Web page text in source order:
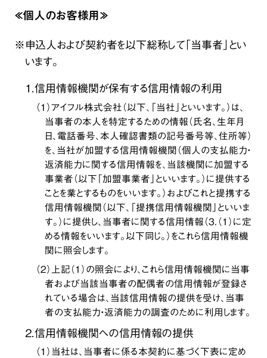
≪個人のお客様用≫
※申込人および契約者を以下総称して「当事者」とい
います。
１．信用情報機関が保有する信用情報の利用
（１）アイフル株式会社（以下、「当社」といいます。）は、
当事者の本人を特定するための情報（氏名、生年月
日、電話番号、本人確認書類の記号番号等、住所等）
を、当社が加盟する信用情報機関（個人の支払能力・
返済能力に関する信用情報を、当該機関に加盟する
事業者（以下「加盟事業者」といいます。）に提供する
ことを業とするものをいいます。）およびこれと提携する
信用情報機関（以下、「提携信用情報機関」といいま
す。）に提供し、当事者に関する信用情報（３．（１）に定
める情報をいいます。以下同じ。）をこれら信用情報機
関に照会します。
（２）上記（１）の照会により、これら信用情報機関に当事
者および当該当事者の配偶者の信用情報が登録さ
れている場合は、当該信用情報の提供を受け、当事
者の支払能力・返済能力の調査のために利用します。
２．信用情報機関への信用情報の提供
（１）当社は、当事者に係る本契約に基づく下表に定め